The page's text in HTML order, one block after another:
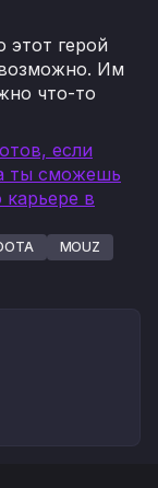
этот герой
Им
что-то
если
ты сможешь
карьере в
MOUZ